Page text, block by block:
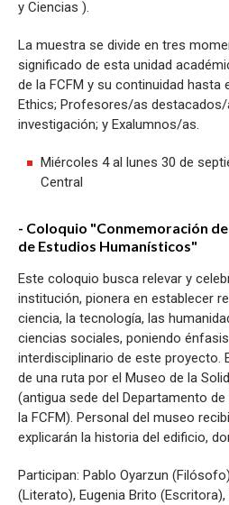
y Ciencias ).
La muestra se divide en tres
significado de esta unidad
de la FCFM y su continuidad hasta
Ethics; Profesores/as
investigación; y Exalumnos/as.
Miércoles 4 al lunes 30 de
Central
- Coloquio "Conmemoración
de Estudios Humanísticos"
Este coloquio busca relevar y
institución, pionera en establecer
ciencia, la tecnología, las
ciencias sociales, poniendo
interdisciplinario de este proyecto.
de una ruta por el Museo de la
(antigua sede del Departamento
la FCFM). Personal del museo
explicarán la historia del edificio,
Participan: Pablo Oyarzun
(Literato), Eugenia Brito